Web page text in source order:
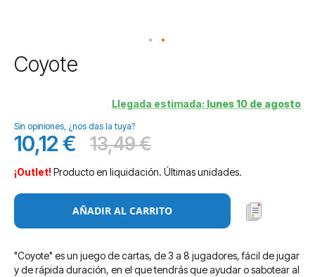
Saltar
al
galería
de
imágenes
Coyote
Llegada estimada: lunes 10 de agosto
Sin opiniones, ¿nos das la tuya?
Precio
especial
10,12 € Antes
13,49 €
¡Outlet!Producto en liquidación. Últimas unidades.
AÑADIR AL CARRITO
"Coyote" es un juego de cartas, de 3 a 8 jugadores, fácil de jugar
y de rápida duración, en el que tendrás que ayudar o sabotear al